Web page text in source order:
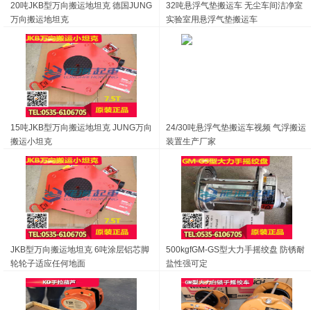
20吨JKB型万向搬运地坦克 德国JUNG
万向搬运地坦克
32吨悬浮气垫搬运车 无尘车间洁净室
15吨JKB型万向搬运地坦克 JUNG万向
搬运小坦克
24/30吨悬浮气垫搬运车视频 气浮搬运
装置生产厂家
JKB型万向搬运地坦克 6吨涂层铝芯脚
轮轮子适应任何地面
500kgfGM-GS型大力手摇绞盘 防锈耐